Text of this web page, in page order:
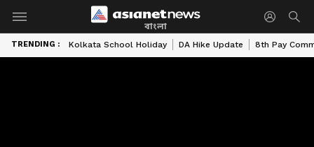
বাংলা
TRENDING : Kolkata School Holiday DA Hike Update 8th Pay